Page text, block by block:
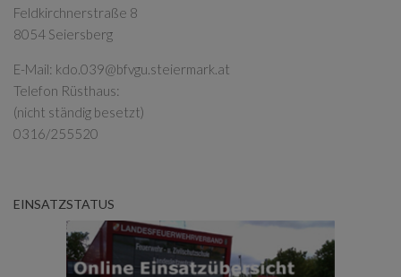
Feldkirchnerstraße 8
8054 Seiersberg
E-Mail: kdo.039@bfvgu.steiermark.at
Telefon Rüsthaus:
(nicht ständig besetzt)
0316/255520
EINSATZSTATUS